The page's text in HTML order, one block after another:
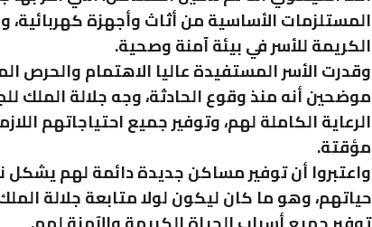
المستلزمات الأساسية من أثاث وأجهزة كهربائية،
الكريمة للأسر في بيئة آمنة وصحية.
وقدرت الأسر المستفيدة عاليا الاهتمام والحرص
موضحين أنه منذ وقوع الحادثة، وجه جلالة الملك
الرعاية الكاملة لهم، وتوفير جميع احتياجاتهم
مؤقتة.
واعتبروا أن توفير مساكن جديدة دائمة لهم
حياتهم، وهو ما كان ليكون لولا متابعة جلالة